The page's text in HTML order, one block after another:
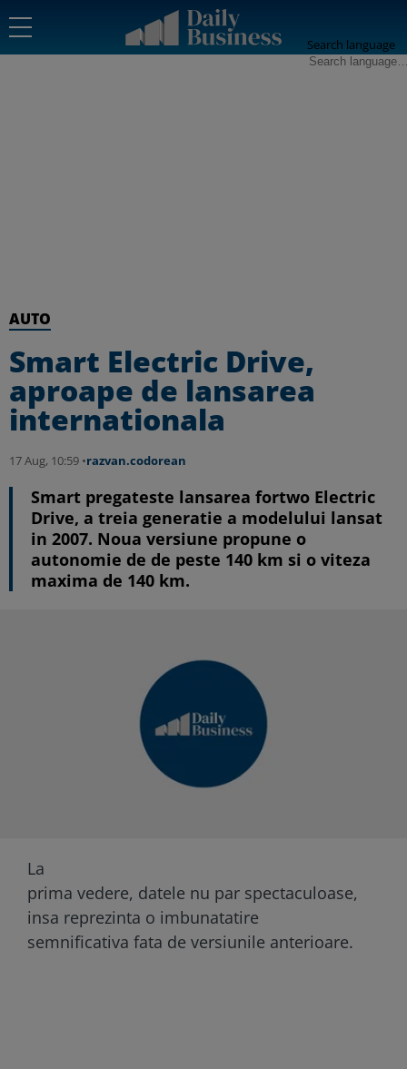
Search language
AUTO
Smart Electric Drive,
aproape de lansarea
internationala
17 Aug, 10:59 •razvan.codorean
Smart pregateste lansarea fortwo Electric
Drive, a treia generatie a modelului lansat
in 2007. Noua versiune propune o
autonomie de de peste 140 km si o viteza
maxima de 140 km.
La
prima vedere, datele nu par spectaculoase,
insa reprezinta o imbunatatire
semnificativa fata de versiunile anterioare.